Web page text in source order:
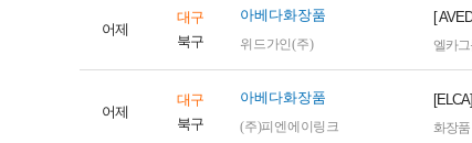
어제
대구
북구
아베다화장품
위드가인(주)
[
엘카
어제
대구
북구
아베다화장품
(주)피엔에이링크 화장품